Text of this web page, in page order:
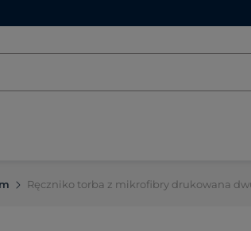
Ręczniko torba z mikrofibry drukowana